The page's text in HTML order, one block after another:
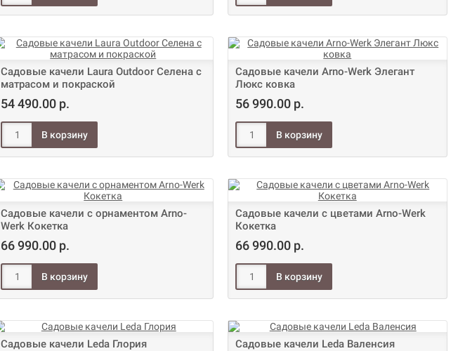
Садовые качели Laura Outdoor Селена с
матрасом и покраской
54 490.00 р.
Садовые качели Arno-Werk Элегант
Люкс ковка
56 990.00 р.
Садовые качели с орнаментом Arno-
Werk Кокетка
66 990.00 р.
Садовые качели с цветами Arno-Werk
Кокетка
66 990.00 р.
Садовые качели Leda Глория Садовые качели Leda Валенсия